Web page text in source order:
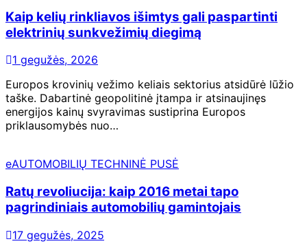
Kaip kelių rinkliavos išimtys gali paspartinti
elektrinių sunkvežimių diegimą
1 gegužės, 2026
Europos krovinių vežimo keliais sektorius atsidūrė lūžio
taške. Dabartinė geopolitinė įtampa ir atsinaujinęs
energijos kainų svyravimas sustiprina Europos
priklausomybės nuo…
eAUTOMOBILIŲ TECHNINĖ PUSĖ
Ratų revoliucija: kaip 2016 metai tapo
pagrindiniais automobilių gamintojais
17 gegužės, 2025